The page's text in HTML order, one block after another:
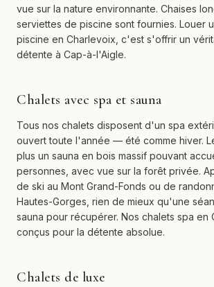
vue sur la nature environnante. Chaises
serviettes de piscine sont fournies. Louer
piscine en Charlevoix, c'est s'offrir un
détente à Cap-à-l'Aigle.
Chalets avec spa et sauna
Tous nos chalets disposent d'un spa
ouvert toute l'année — été comme hiver.
plus un sauna en bois massif pouvant
personnes, avec vue sur la forêt privée.
de ski au Mont Grand-Fonds ou de
Hautes-Gorges, rien de mieux qu'une
sauna pour récupérer. Nos chalets spa en
conçus pour la détente absolue.
Chalets de luxe